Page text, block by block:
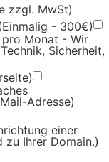
zzgl. MwSt)
- 300€)
Monat - Wir
Sicherheit,
Adresse)
einer
zu Ihrer Domain.)